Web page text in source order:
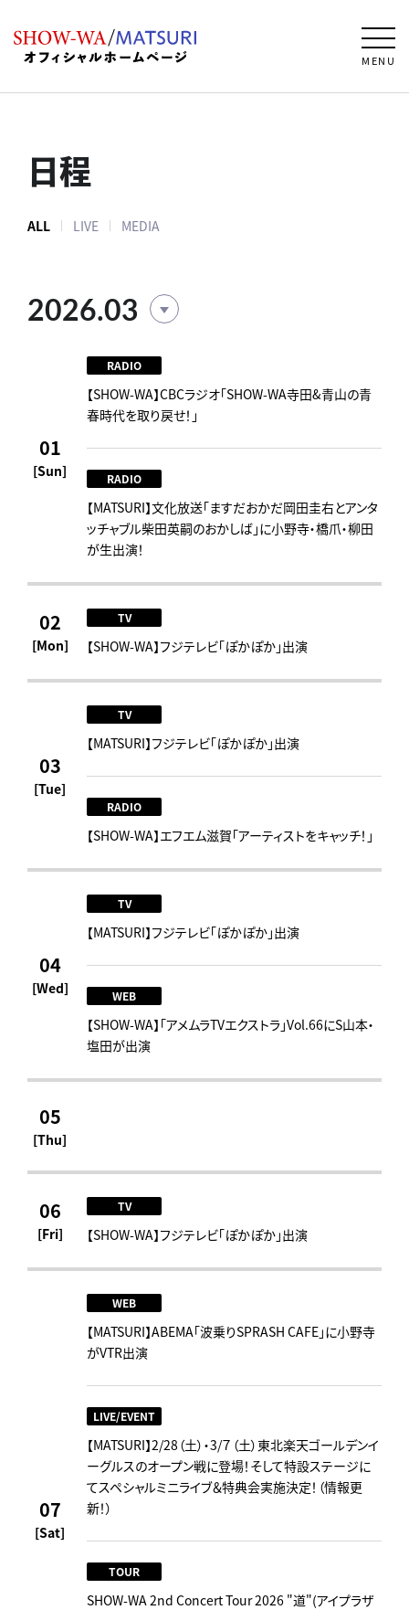
MENU
日程
ALL LIVE MEDIA
2026.03
01
[Sun]
RADIO
【SHOW-WA】CBCラジオ｢SHOW-WA寺田&青山の青
春時代を取り戻せ！｣
RADIO
【MATSURI】文化放送「ますだおかだ岡田圭右とアンタ
ッチャブル柴田英嗣のおかしば」に小野寺・橋爪・柳田
が生出演！
02
[Mon]
TV
【SHOW-WA】フジテレビ「ぽかぽか」出演
03
[Tue]
TV
【MATSURI】フジテレビ「ぽかぽか」出演
RADIO
【SHOW-WA】エフエム滋賀「アーティストをキャッチ！」
04
[Wed]
TV
【MATSURI】フジテレビ「ぽかぽか」出演
WEB
【SHOW-WA】「アメムラTVエクストラ」Vol.66にS山本・
塩田が出演
05
[Thu]
06
[Fri]
TV
【SHOW-WA】フジテレビ「ぽかぽか」出演
07
[Sat]
WEB
【MATSURI】ABEMA「波乗りSPRASH CAFE」に小野寺
がVTR出演
LIVE/EVENT
【MATSURI】2/28（土）・3/７（土）東北楽天ゴールデンイ
ーグルスのオープン戦に登場！そして特設ステージに
てスペシャルミニライブ＆特典会実施決定！（情報更
新！）
TOUR
SHOW-WA 2nd Concert Tour 2026 "道"(アイプラザ